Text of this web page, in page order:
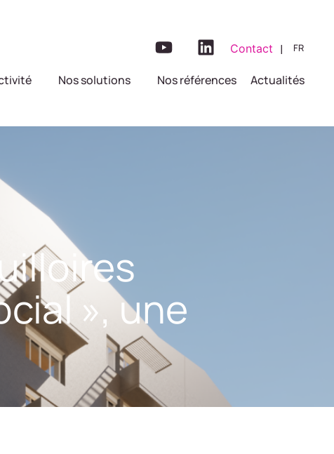
Contact | FR
Nos solutions Nos références Actualités
», une